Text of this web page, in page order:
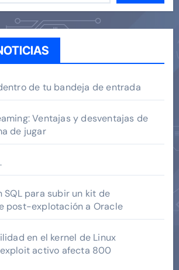
de tu bandeja de entrada
Ventajas y desventajas de
de jugar
SQL para subir un kit de
post-explotación a Oracle
en el kernel de Linux
activo afecta 800